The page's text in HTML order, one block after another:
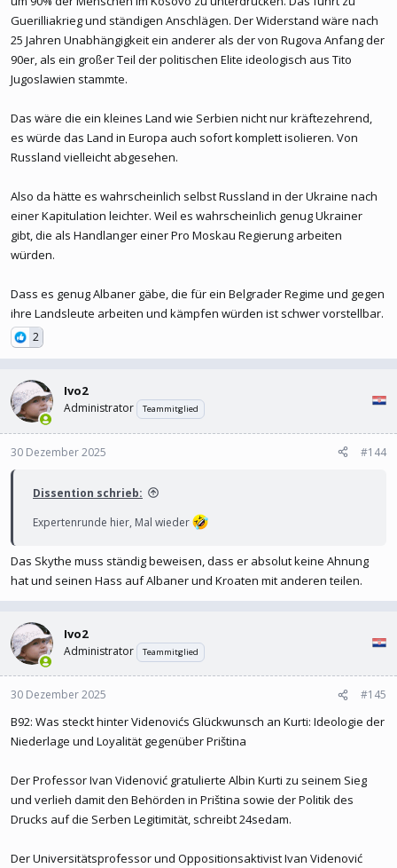
Guerilliakrieg und ständigen Anschlägen. Der Widerstand wäre nach
25 Jahren Unabhängigkeit ein anderer als der von Rugova Anfang der
90er, als ein großer Teil der politischen Elite ideologisch aus Tito
Jugoslawien stammte.
Das wäre die ein kleines Land wie Serbien nicht nur kräftezehrend,
es würde das Land in Europa auch sofort komplett isolieren. Von
Russland vielleicht abgesehen.
Also da hätte es wahrscheinlich selbst Russland in der Ukraine nach
einer Kapitulation leichter. Weil es wahrscheinlich genug Ukrainer
gibt, die als Handlanger einer Pro Moskau Regierung arbeiten
würden.
Dass es genug Albaner gäbe, die für ein Belgrader Regime und gegen
ihre Landsleute arbeiten und kämpfen würden ist schwer vorstellbar.
2
Ivo2
Administrator Teammitglied
30 Dezember 2025 #144
Dissention schrieb:
Expertenrunde hier, Mal wieder
Das Skythe muss ständig beweisen, dass er absolut keine Ahnung
hat und seinen Hass auf Albaner und Kroaten mit anderen teilen.
Ivo2
Administrator Teammitglied
30 Dezember 2025 #145
B92: Was steckt hinter Videnovićs Glückwunsch an Kurti: Ideologie der
Niederlage und Loyalität gegenüber Priština
Der Professor Ivan Videnović gratulierte Albin Kurti zu seinem Sieg
und verlieh damit den Behörden in Priština sowie der Politik des
Drucks auf die Serben Legitimität, schreibt 24sedam.
Der Universitätsprofessor und Oppositionsaktivist Ivan Videnović